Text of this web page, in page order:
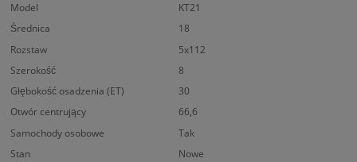
Model
KT21
Średnica
18
Rozstaw
5x112
Szerokość
8
Głębokość osadzenia (ET)
30
Otwór centrujący
66,6
Samochody osobowe
Tak
Stan
Nowe